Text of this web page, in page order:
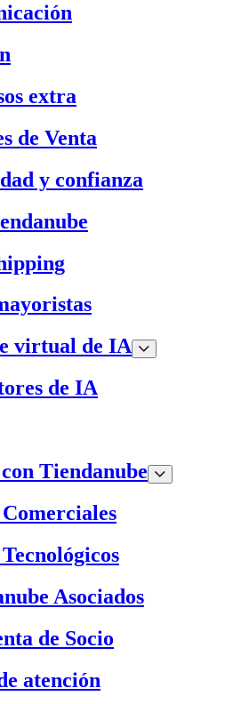
extra
de Venta
y confianza
virtual de IA
de IA
Tiendanube
Comerciales
Asociados
de Socio
atención